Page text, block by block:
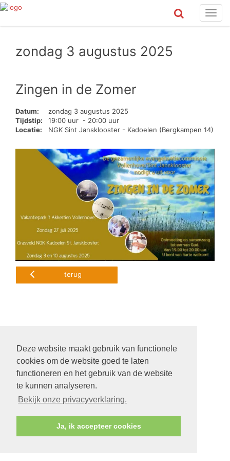
Deze website maakt gebruik van functionele
cookies om de website goed te laten
functioneren en het gebruik van de website
te kunnen analyseren.
Bekijk onze privacyverklaring.
Ja, ik accepteer cookies
zondag 3 augustus 2025
Zingen in de Zomer
Datum:
zondag 3 augustus 2025
Tijdstip:
19:00 uur - 20:00 uur
Locatie:
NGK Sint Jansklooster - Kadoelen (Bergkampen 14)
terug